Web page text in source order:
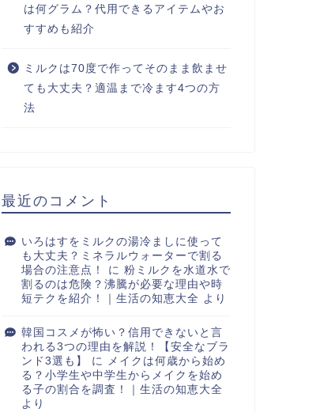
は何グラム？代用できるアイテムやお
すすめも紹介
ミルクは70度で作ってそのまま飲ませ
ても大丈夫？適温まで冷ます4つの方
法
最近のコメント
いろはすをミルクの湯冷ましに使って
も大丈夫？ミネラルウォーターで割る
場合の注意点！
に 粉ミルクを水道水で
割るのは危険？沸騰が必要な理由や時
短テクを紹介！｜生活の知恵大全 より
韓国コスメが怖い？信用できないと言
われる3つの理由を解説！【安全なブラ
ンド3選も】
に メイクは何歳から始め
る？小学生や中学生からメイクを始め
る子の割合を調査！｜生活の知恵大全
より